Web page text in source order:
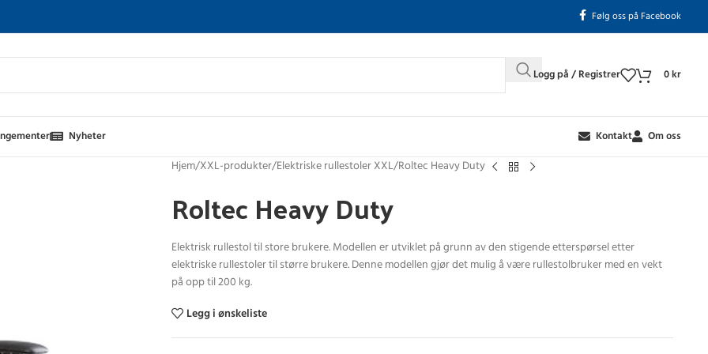
Følg oss på Facebook
Logg på / Registrer 0kr
Nyheter Kontakt Om oss
Hjem XXL-produkter Elektriske rullestoler XXL Roltec Heavy Duty
Roltec Heavy Duty
Elektrisk rullestol til store brukere. Modellen er utviklet på grunn av den stigende etterspørsel etter
elektriske rullestoler til større brukere. Denne modellen gjør det mulig å være rullestolbruker med en vekt
på opp til 200 kg.
Legg i ønskeliste